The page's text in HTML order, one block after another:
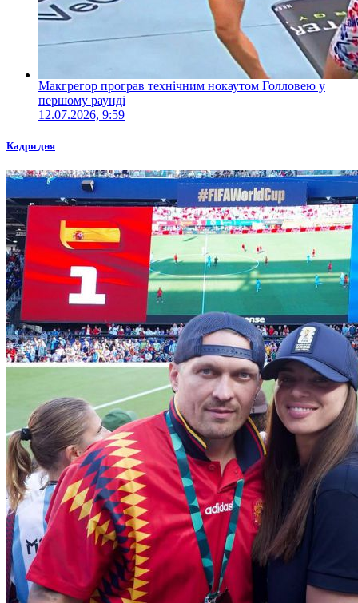
Макгрегор програв технічним нокаутом Голловею у
першому раунді
12.07.2026, 9:59
Кадри дня